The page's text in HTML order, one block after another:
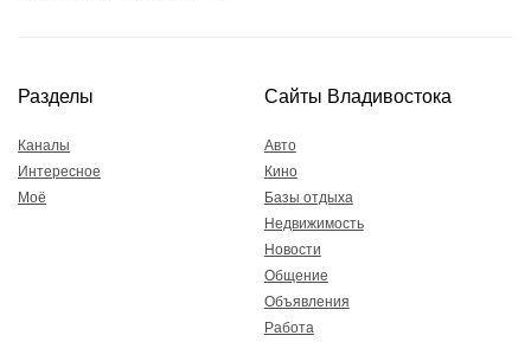
Разделы
Каналы
Интересное
Моё
Сайты Владивостока
Авто
Кино
Базы отдыха
Недвижимость
Новости
Общение
Объявления
Работа